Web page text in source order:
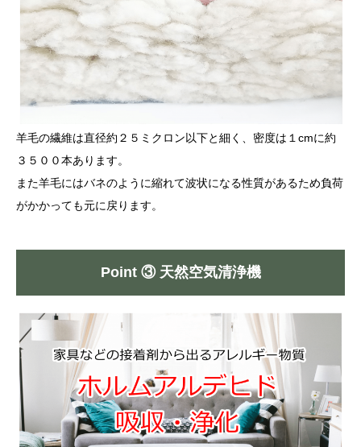
羊毛の繊維は直径約２５ミクロン以下と細く、密度は１cmに約
３５００本あります。
また羊毛にはバネのように縮れて波状になる性質があるため負荷
がかかっても元に戻ります。
Point ③ 天然空気清浄機